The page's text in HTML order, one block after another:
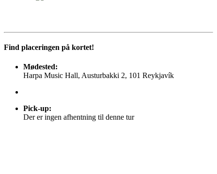
Find placeringen på kortet!
Mødested:
Harpa Music Hall, Austurbakki 2, 101 Reykjavík
Pick-up:
Der er ingen afhentning til denne tur